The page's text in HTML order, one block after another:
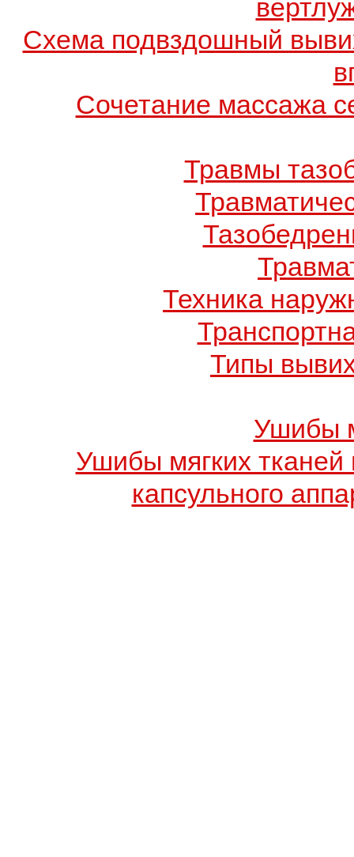
Схема подвздошный
Сочетание массажа
Травмы
Техника
Типы
Ушибы
Ушибы мягких тканей
капсульного